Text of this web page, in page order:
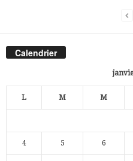
Calendrier
L M M
4 5 6